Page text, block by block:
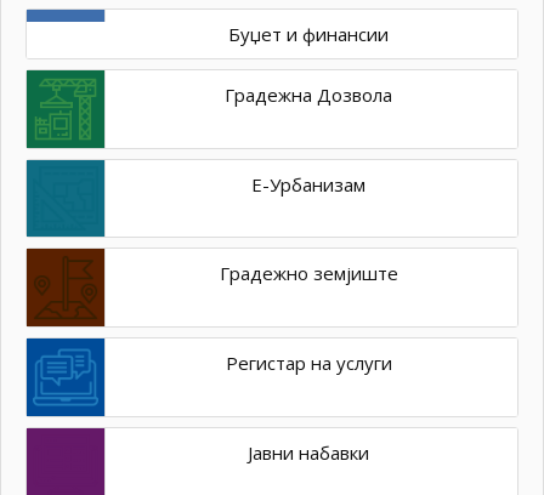
Буџет и финансии
Градежна Дозвола
Е-Урбанизам
Градежно земјиште
Регистар на услуги
Јавни набавки